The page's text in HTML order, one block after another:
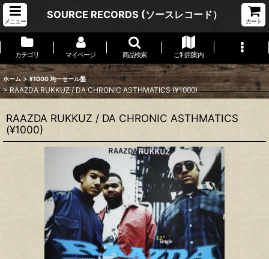
メニュー
SOURCE RECORDS (ソースレコード）
カート
カテゴリ マイページ 商品検索 ご利用案内
ホーム > ¥1000 均一セール盤
> RAAZDA RUKKUZ / DA CHRONIC ASTHMATICS (¥1000)
RAAZDA RUKKUZ / DA CHRONIC ASTHMATICS
(¥1000)